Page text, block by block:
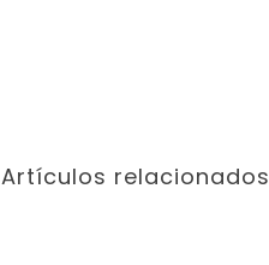
Artículos relacionados